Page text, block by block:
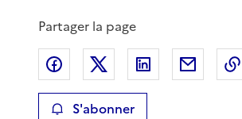
Partager la page
Partager sur Facebook
Partager sur XPartager sur
S'abonner